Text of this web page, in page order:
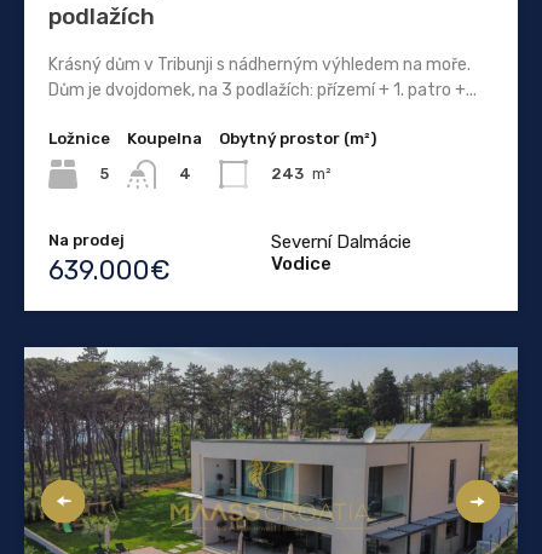
podlažích
Krásný dům v Tribunji s nádherným výhledem na moře.
Dům je dvojdomek, na 3 podlažích: přízemí + 1. patro +...
Ložnice
5
Koupelna
4
Obytný prostor (m²)
243 m²
Na prodej
639.000€
Severní Dalmácie
Vodice